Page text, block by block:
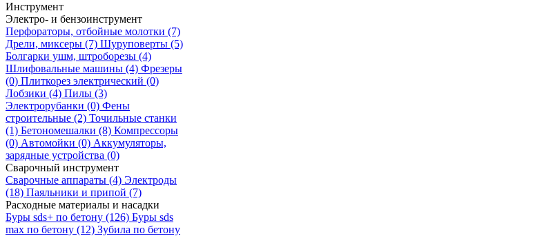
Инструмент
Электро- и бензоинструмент
Перфораторы, отбойные молотки (7)
Дрели, миксеры (7) Шуруповерты (5)
Болгарки ушм, штроборезы (4)
Шлифовальные машины (4) Фрезеры
(0) Плиткорез электрический (0)
Лобзики (4) Пилы (3)
Электрорубанки (0) Фены
строительные (2) Точильные станки
(1) Бетономешалки (8) Компрессоры
(0) Автомойки (0) Аккумуляторы,
зарядные устройства (0)
Сварочный инструмент
Сварочные аппараты (4) Электроды
(18) Паяльники и припой (7)
Расходные материалы и насадки
Буры sds+ по бетону (126) Буры sds
max по бетону (12) Зубила по бетону